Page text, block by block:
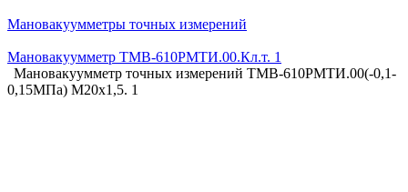
Мановакуумметры точных измерений
Мановакуумметр ТМВ-610РМТИ.00.Кл.т. 1
Мановакуумметр точных измерений ТМВ-610РМТИ.00(-0,1-
0,15МПа) М20х1,5. 1